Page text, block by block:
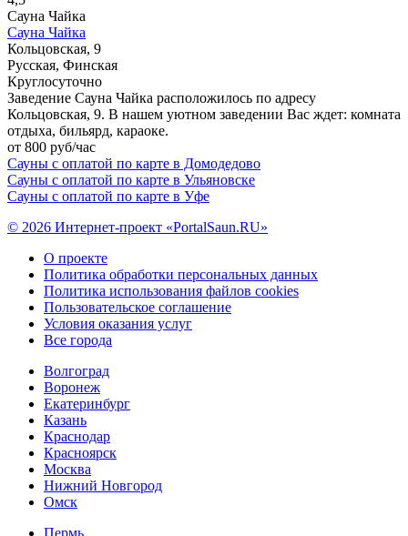
Сауна Чайка
Сауна Чайка
Кольцовская, 9
Русская, Финская
Круглосуточно
Заведение Сауна Чайка расположилось по адресу
Кольцовская, 9. В нашем уютном заведении Вас ждет: комната
отдыха, бильярд, караоке.
от 800 руб/час
Сауны с оплатой по карте в Домодедово
Сауны с оплатой по карте в Ульяновске
Сауны с оплатой по карте в Уфе
© 2026 Интернет-проект «PortalSaun.RU»
О проекте
Политика обработки персональных данных
Политика использования файлов cookies
Пользовательское соглашение
Условия оказания услуг
Все города
Волгоград
Воронеж
Екатеринбург
Казань
Краснодар
Красноярск
Москва
Нижний Новгород
Омск
Пермь